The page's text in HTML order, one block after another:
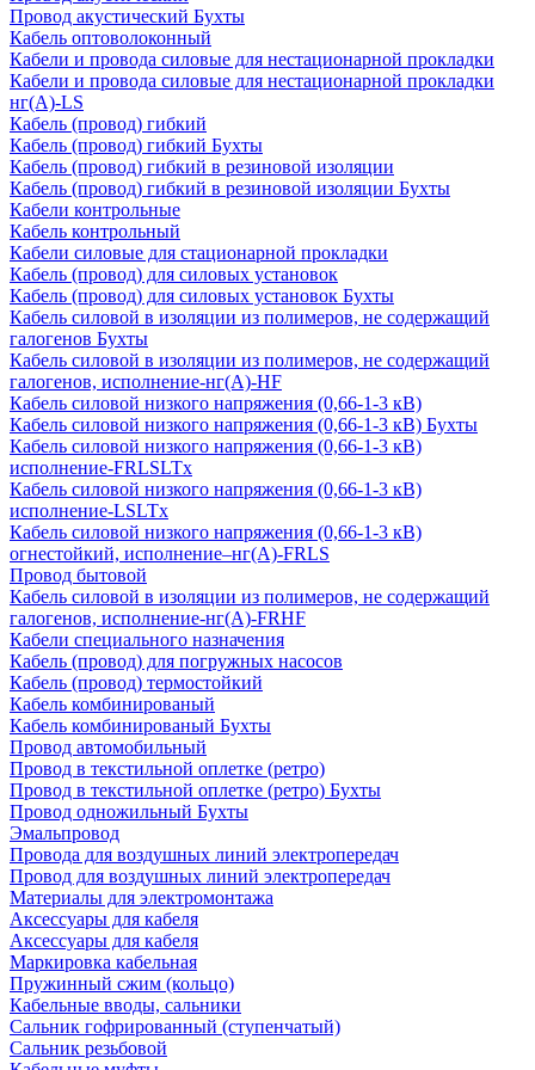
Провод акустический Бухты
Кабель оптоволоконный
Кабели и провода силовые для нестационарной прокладки
Кабели и провода силовые для нестационарной прокладки
нг(А)-LS
Кабель (провод) гибкий
Кабель (провод) гибкий Бухты
Кабель (провод) гибкий в резиновой изоляции
Кабель (провод) гибкий в резиновой изоляции Бухты
Кабели контрольные
Кабель контрольный
Кабели силовые для стационарной прокладки
Кабель (провод) для силовых установок
Кабель (провод) для силовых установок Бухты
Кабель силовой в изоляции из полимеров, не содержащий
галогенов Бухты
Кабель силовой в изоляции из полимеров, не содержащий
галогенов, исполнение-нг(А)-HF
Кабель силовой низкого напряжения (0,66-1-3 кВ)
Кабель силовой низкого напряжения (0,66-1-3 кВ) Бухты
Кабель силовой низкого напряжения (0,66-1-3 кВ)
исполнение-FRLSLTx
Кабель силовой низкого напряжения (0,66-1-3 кВ)
исполнение-LSLTx
Кабель силовой низкого напряжения (0,66-1-3 кВ)
огнестойкий, исполнение–нг(А)-FRLS
Провод бытовой
Кабель силовой в изоляции из полимеров, не содержащий
галогенов, исполнение-нг(А)-FRHF
Кабели специального назначения
Кабель (провод) для погружных насосов
Кабель (провод) термостойкий
Кабель комбинированый
Кабель комбинированый Бухты
Провод автомобильный
Провод в текстильной оплетке (ретро)
Провод в текстильной оплетке (ретро) Бухты
Провод одножильный Бухты
Эмальпровод
Провода для воздушных линий электропередач
Провод для воздушных линий электропередач
Материалы для электромонтажа
Аксессуары для кабеля
Аксессуары для кабеля
Маркировка кабельная
Пружинный сжим (кольцо)
Кабельные вводы, сальники
Сальник гофрированный (ступенчатый)
Сальник резьбовой